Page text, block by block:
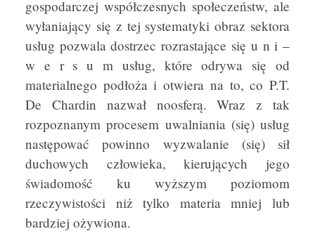
gospodarczej współczesnych społeczeństw, ale
wyłaniający się z tej systematyki obraz sektora
usług pozwala dostrzec rozrastające się u n i –
w e r s u m usług, które odrywa się od
materialnego podłoża i otwiera na to, co P.T.
De Chardin nazwał noosferą. Wraz z tak
rozpoznanym procesem uwalniania (się) usług
następować powinno wyzwalanie (się) sił
duchowych człowieka, kierujących jego
świadomość ku wyższym poziomom
rzeczywistości niż tylko materia mniej lub
bardziej ożywiona.